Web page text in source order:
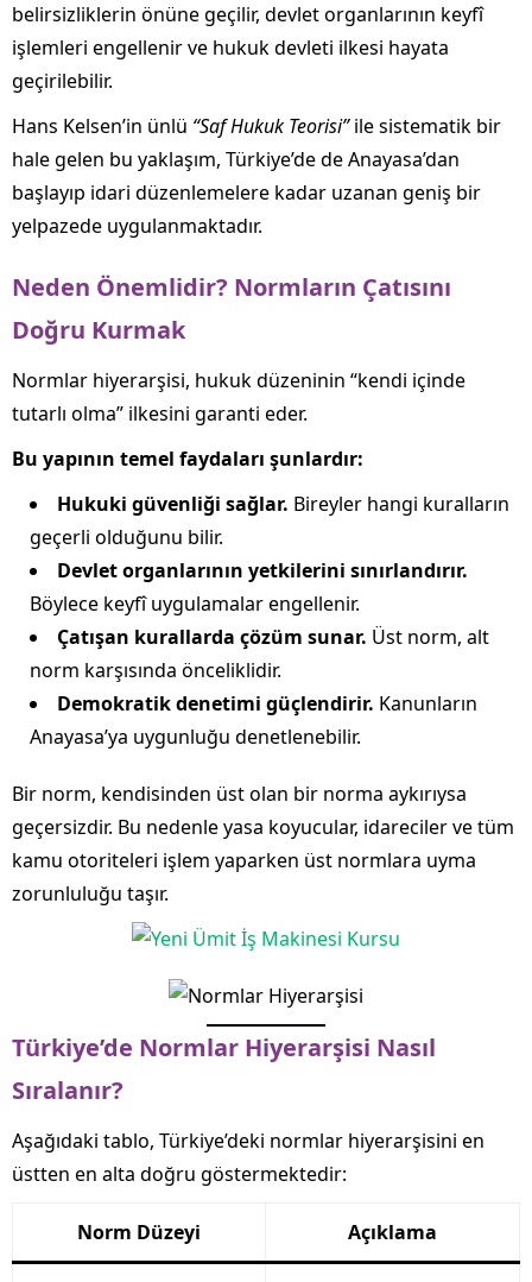
belirsizliklerin önüne geçilir, devlet organlarının keyfî
işlemleri engellenir ve hukuk devleti ilkesi hayata
geçirilebilir.
Hans Kelsen’in ünlü “Saf Hukuk Teorisi”ile sistematik bir
hale gelen bu yaklaşım, Türkiye’de de Anayasa’dan
başlayıp idari düzenlemelere kadar uzanan geniş bir
yelpazede uygulanmaktadır.
Neden Önemlidir? Normların Çatısını
Doğru Kurmak
Normlar hiyerarşisi, hukuk düzeninin “kendi içinde
tutarlı olma” ilkesini garanti eder.
Bu yapının temel faydaları şunlardır:
Hukuki güvenliği sağlar. Bireyler hangi kuralların
geçerli olduğunu bilir.
Devlet organlarının yetkilerini sınırlandırır.
Böylece keyfî uygulamalar engellenir.
Çatışan kurallarda çözüm sunar. Üst norm, alt
norm karşısında önceliklidir.
Demokratik denetimi güçlendirir. Kanunların
Anayasa’ya uygunluğu denetlenebilir.
Bir norm, kendisinden üst olan bir norma aykırıysa
geçersizdir. Bu nedenle yasa koyucular, idareciler ve tüm
kamu otoriteleri işlem yaparken üst normlara uyma
zorunluluğu taşır.
Türkiye’de Normlar Hiyerarşisi Nasıl
Sıralanır?
Aşağıdaki tablo, Türkiye’deki normlar hiyerarşisini en
üstten en alta doğru göstermektedir:
Norm Düzeyi Açıklama